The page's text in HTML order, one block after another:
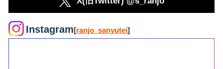
Instagram[ranjo_sanyutei]